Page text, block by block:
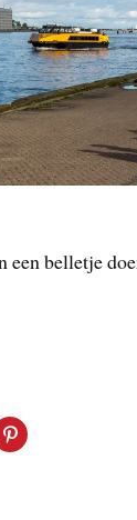
een belletje